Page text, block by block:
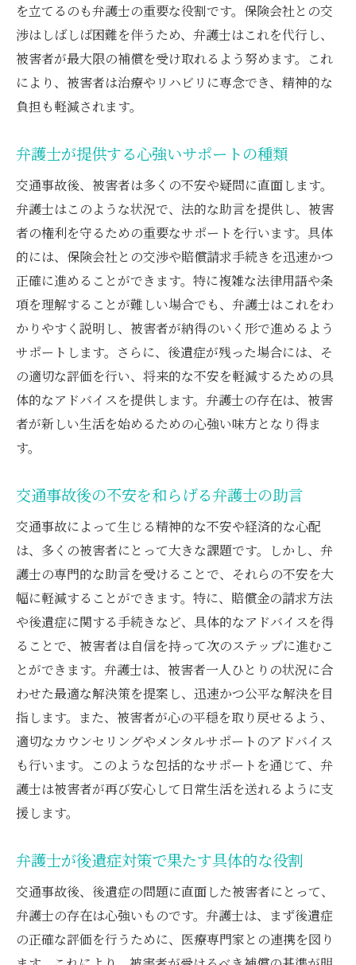
交通事故後の専門知識は弁護士に相談しよ
う
弁護士が提供する後遺症対策の戦略的アプ
ローチ
援
弁護士の知識を活用した後遺症対策の実践
例
交通事故後における弁護士の効果的な後遺症支
援法
弁護士による効果的な後遺症支援の実例
交通事故後の後遺症支援における弁護士の
工夫
弁護士が提案する後遺症支援の具体的方法
後遺症に特化した弁護士の支援内容を知る
交通事故後の後遺症支援で弁護士が果たす
果
事前認定の重要性と弁護士が果たす役割の深掘
事前認定の重要性を弁護士が解説する理由
弁護士が導く事前認定のプロセスとは
事前認定成功に向けた弁護士の役割を探る
交通事故後の事前認定で弁護士が果たす役
割
事前認定の成功事例に学ぶ弁護士の貢献
弁護士が強調する事前認定の重要性と影響
弁護士と共に進める異議申立で安心の後遺症対
応
交通事故後の異議申立で弁護士が果たす役
割
弁護士が指導する異議申立における注意点
異議申立を弁護士と共に安心して進める方
法
を立てるのも弁護士の重要な役割です。保険会社との交
渉はしばしば困難を伴うため、弁護士はこれを代行し、
被害者が最大限の補償を受け取れるよう努めます。これ
により、被害者は治療やリハビリに専念でき、精神的な
負担も軽減されます。
弁護士が提供する心強いサポートの種類
交通事故後、被害者は多くの不安や疑問に直面します。
弁護士はこのような状況で、法的な助言を提供し、被害
者の権利を守るための重要なサポートを行います。具体
的には、保険会社との交渉や賠償請求手続きを迅速かつ
正確に進めることができます。特に複雑な法律用語や条
項を理解することが難しい場合でも、弁護士はこれをわ
かりやすく説明し、被害者が納得のいく形で進めるよう
サポートします。さらに、後遺症が残った場合には、そ
の適切な評価を行い、将来的な不安を軽減するための具
体的なアドバイスを提供します。弁護士の存在は、被害
者が新しい生活を始めるための心強い味方となり得ま
す。
交通事故後の不安を和らげる弁護士の助言
交通事故によって生じる精神的な不安や経済的な心配
は、多くの被害者にとって大きな課題です。しかし、弁
護士の専門的な助言を受けることで、それらの不安を大
幅に軽減することができます。特に、賠償金の請求方法
や後遺症に関する手続きなど、具体的なアドバイスを得
ることで、被害者は自信を持って次のステップに進むこ
とができます。弁護士は、被害者一人ひとりの状況に合
わせた最適な解決策を提案し、迅速かつ公平な解決を目
指します。また、被害者が心の平穏を取り戻せるよう、
適切なカウンセリングやメンタルサポートのアドバイス
も行います。このような包括的なサポートを通じて、弁
護士は被害者が再び安心して日常生活を送れるように支
援します。
弁護士が後遺症対策で果たす具体的な役割
交通事故後、後遺症の問題に直面した被害者にとって、
弁護士の存在は心強いものです。弁護士は、まず後遺症
の正確な評価を行うために、医療専門家との連携を図り